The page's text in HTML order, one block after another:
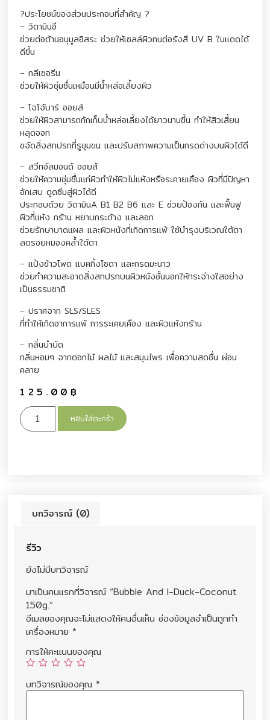
?ประโยชน์ของส่วนประกอบที่สำคัญ ?
– วิตามินอี
ช่วยต่อต้านอนุมูลอิสระ ช่วยให้เซลล์ผิวทนต่อรังสี UV B ในแดดได้
ดีขึ้น
– กลีเซอรีน
ช่วยให้ผิวชุ่มชื่นเหมือนมีน้ำหล่อเลี้ยงผิว
– โจโจ้บาร์ ออยส์
ช่วยให้ผิวสามารถกักเก็บน้ำหล่อเลี้ยงได้ยาวนานขึ้น ทำให้สิวเสี้ยน
หลุดออก
ขจัดสิ่งสกปรกที่รูขุมขน และปรับสภาพความเป็นกรดด่างบนผิวได้ดี
– สวีทอัลมอนด์ ออยส์
ช่วยให้ความชุ่มชื่นแก่ผิวทำให้ผิวไม่แห้งหรือระคายเคือง ผิวที่มีปัญหา
อักเสบ ดูดซึมสู่ผิวได้ดี
ประกอบด้วย วิตามินA B1 B2 B6 และ E ช่วยป้องกัน และฟื้นฟู
ผิวที่แห้ง กร้าน หยาบกระด้าง และลอก
ช่วยรักษาบาดแผล และผิวหนังที่เกิดการแพ้ ใช้บำรุงบริเวณใต้ตา
ลดรอยหมองคล้ำใต้ตา
– แป้งข้าวโพด แบคกิ้งโซดา และกรดมะนาว
ช่วยทำความสะอาดสิ่งสกปรกบนผิวหนังชั้นนอกให้กระจ่างใสอย่าง
เป็นธรรมชาติ
– ปราศจาก SLS/SLES
ที่ทำให้เกิดอาการแพ้ การระเคยเคือง และผิวแห้งกร้าน
– กลิ่นบำบัด
กลิ่นหอมๆ จากดอกไม้ ผลไม้ และสมุนไพร เพื่อความสดชื่น ผ่อน
คลาย
125.00 ฿
หยิบใส่ตะกร้า
บทวิจารณ์ (0)
รีวิว
ยังไม่มีบทวิจารณ์
มาเป็นคนแรกที่วิจารณ์ “Bubble And I-Duck-Coconut
150g.”
อีเมลของคุณจะไม่แสดงให้คนอื่นเห็น ช่องข้อมูลจำเป็นถูกทำ
เครื่องหมาย *
การให้คะแนนของคุณ
บทวิจารณ์ของคุณ *